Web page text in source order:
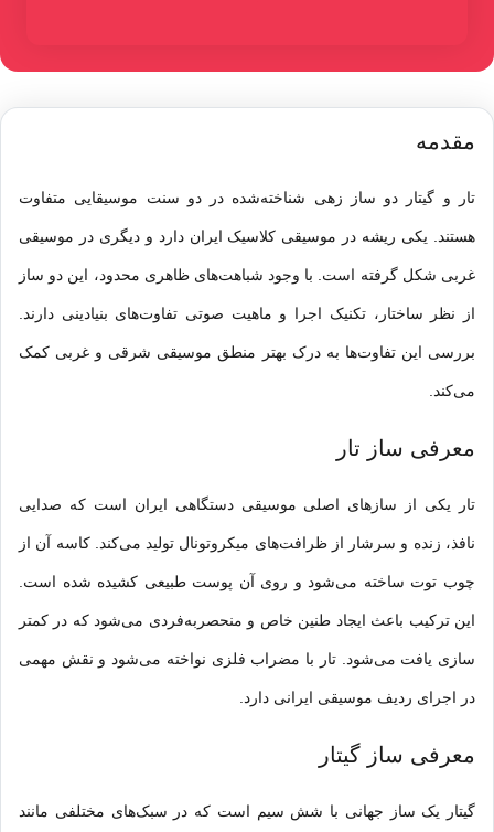
مقدمه
تار و گیتار دو ساز زهی شناخته‌شده در دو سنت موسیقایی متفاوت
هستند. یکی ریشه در موسیقی کلاسیک ایران دارد و دیگری در موسیقی
غربی شکل گرفته است. با وجود شباهت‌های ظاهری محدود، این دو ساز
از نظر ساختار، تکنیک اجرا و ماهیت صوتی تفاوت‌های بنیادینی دارند.
بررسی این تفاوت‌ها به درک بهتر منطق موسیقی شرقی و غربی کمک
می‌کند.
معرفی ساز تار
تار یکی از سازهای اصلی موسیقی دستگاهی ایران است که صدایی
نافذ، زنده و سرشار از ظرافت‌های میکروتونال تولید می‌کند. کاسه آن از
چوب توت ساخته می‌شود و روی آن پوست طبیعی کشیده شده است.
این ترکیب باعث ایجاد طنین خاص و منحصر‌به‌فردی می‌شود که در کمتر
سازی یافت می‌شود. تار با مضراب فلزی نواخته می‌شود و نقش مهمی
در اجرای ردیف موسیقی ایرانی دارد.
معرفی ساز گیتار
گیتار یک ساز جهانی با شش سیم است که در سبک‌های مختلفی مانند